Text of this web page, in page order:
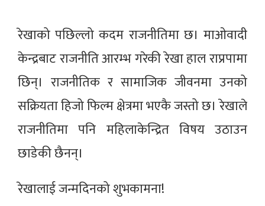
रेखाको पछिल्लो कदम राजनीतिमा छ। माओवादी
केन्द्रबाट राजनीति आरम्भ गरेकी रेखा हाल राप्रपामा
छिन्। राजनीतिक र सामाजिक जीवनमा उनको
सक्रियता हिजो फिल्म क्षेत्रमा भएकै जस्तो छ। रेखाले
राजनीतिमा पनि महिलाकेन्द्रित विषय उठाउन
छाडेकी छैनन्।
रेखालाई जन्मदिनको शुभकामना!